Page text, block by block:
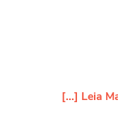
[...] Leia